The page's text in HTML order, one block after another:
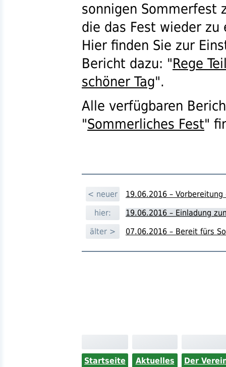
sonnigen Sommerfest
die das Fest wieder
Hier finden Sie zur
Bericht dazu: "Rege
schöner Tag".
Alle verfügbaren
"Sommerliches Fest"
< neuer
19.06.2016 –
hier:
19.06.2016 – Einladung
älter >
07.06.2016 – Bereit fürs
Startseite Aktuelles Der